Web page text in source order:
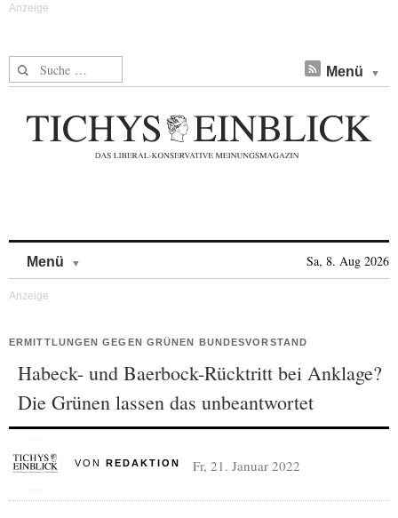
Suche nach: Menü
Menü Sa, 8. Aug 2026
ERMITTLUNGEN GEGEN GRÜNEN BUNDESVORSTAND
Habeck- und Baerbock-Rücktritt bei Anklage?
Die Grünen lassen das unbeantwortet
VON REDAKTION Fr, 21. Januar 2022